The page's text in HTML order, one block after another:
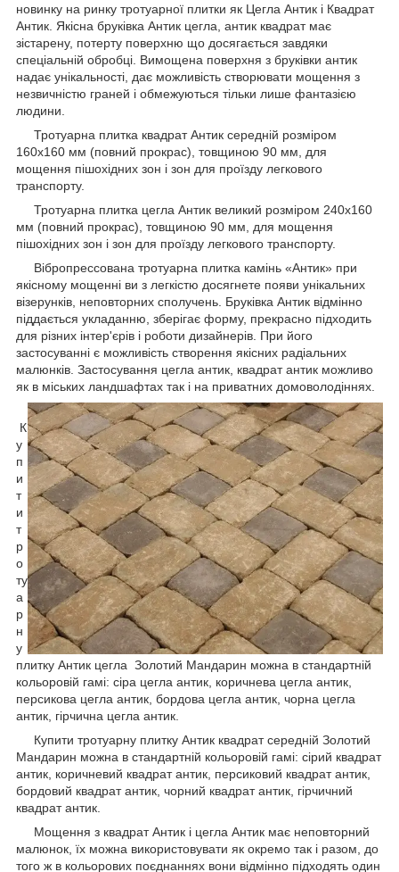
новинку на ринку тротуарної плитки як Цегла Антик і Квадрат
Антик. Якісна бруківка Антик цегла, антик квадрат має
зістарену, потерту поверхню що досягається завдяки
спеціальній обробці. Вимощена поверхня з бруківки антик
надає унікальності, дає можливість створювати мощення з
незвичністю граней і обмежуються тільки лише фантазією
людини.
Тротуарна плитка квадрат Антик середній розміром
160х160 мм (повний прокрас), товщиною 90 мм, для
мощення пішохідних зон і зон для проїзду легкового
транспорту.
Тротуарна плитка цегла Антик великий розміром 240х160
мм (повний прокрас), товщиною 90 мм, для мощення
пішохідних зон і зон для проїзду легкового транспорту.
Вібропрессована тротуарна плитка камінь «Антик» при
якісному мощенні ви з легкістю досягнете появи унікальних
візерунків, неповторних сполучень. Бруківка Антик відмінно
піддається укладанню, зберігає форму, прекрасно підходить
для різних інтер'єрів і роботи дизайнерів. При його
застосуванні є можливість створення якісних радіальних
малюнків. Застосування цегла антик, квадрат антик можливо
як в міських ландшафтах так і на приватних домоволодіннях.
К
у
п
и
т
и
т
р
о
ту
а
р
н
у
плитку Антик цегла Золотий Мандарин можна в стандартній
кольоровій гамі: сіра цегла антик, коричнева цегла антик,
персикова цегла антик, бордова цегла антик, чорна цегла
антик, гірчична цегла антик.
Купити тротуарну плитку Антик квадрат середній Золотий
Мандарин можна в стандартній кольоровій гамі: сірий квадрат
антик, коричневий квадрат антик, персиковий квадрат антик,
бордовий квадрат антик, чорний квадрат антик, гірчичний
квадрат антик.
Мощення з квадрат Антик і цегла Антик має неповторний
малюнок, їх можна використовувати як окремо так і разом, до
того ж в кольорових поєднаннях вони відмінно підходять один